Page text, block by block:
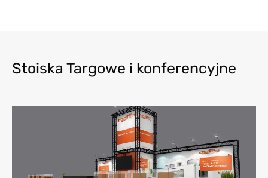
Stoiska Targowe i konferencyjne